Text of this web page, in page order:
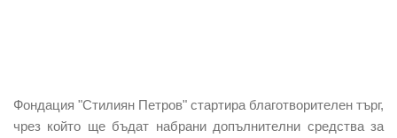
Фондация "Стилиян Петров" стартира благотворителен търг,
чрез който ще бъдат набрани допълнителни средства за